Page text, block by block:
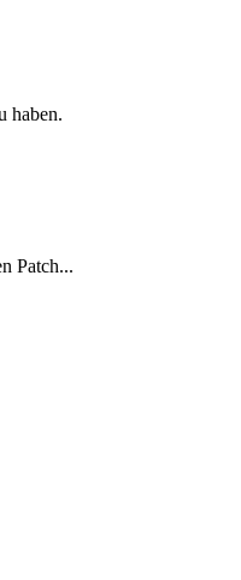
haben.
Patch...